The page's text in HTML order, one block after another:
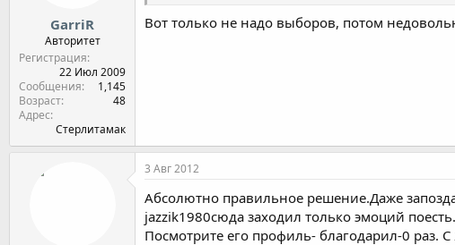
GarriR
Авторитет
Регистрация
22 Июл 2009
Сообщения
1,145
Возраст
48
Адрес
Стерлитамак
Вот только не надо выборов, потом
3 Авг 2012
Абсолютно правильное решение.Даже
jazzik1980сюда заходил только эмоций поесть.
Посмотрите его профиль- благодарил-0 раз. С